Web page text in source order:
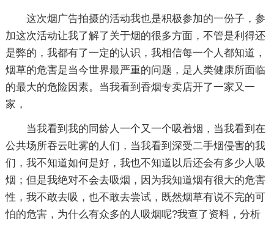
这次烟广告拍摄的活动我也是积极参加的一份子，参
加这次活动让我了解了关于烟的很多方面，不管是利得还
是弊的，我都有了一定的认识，我相信每一个人都知道，
烟草的危害是当今世界最严重的问题，是人类健康所面临
的最大的危险因素。当我看到香烟专卖店开了一家又一
家，
当我看到我的同龄人一个又一个吸着烟，当我看到在
公共场所吞云吐雾的人们，当我看到深受二手烟侵害的我
们，我不知道如何是好，我也不知道以后还会有多少人吸
烟；但是我绝对不会去吸烟，因为我知道烟有很大的危害
性，我不敢去吸，也不敢去尝试，既然烟草有说不完的可
怕的危害，为什么有众多的人吸烟呢?我查了资料，分析